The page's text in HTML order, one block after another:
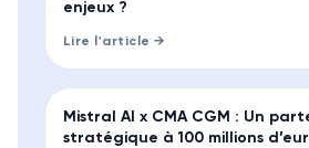
enjeux ?
Lire l'article →
LEVÉE
Mistral AI x CMA CGM : Un
stratégique à 100 millions